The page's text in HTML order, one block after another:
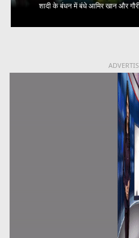
शादी के बंधन में बंधे आमिर खान और